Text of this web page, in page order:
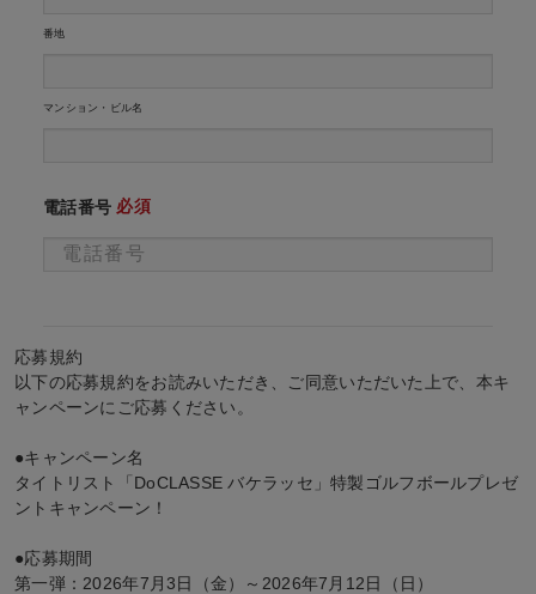
番地
マンション・ビル名
電話番号 必須
応募規約
以下の応募規約をお読みいただき、ご同意いただいた上で、本キ
ャンペーンにご応募ください。
●キャンペーン名
タイトリスト「DoCLASSE バケラッセ」特製ゴルフボールプレゼ
ントキャンペーン！
●応募期間
第一弾：2026年7月3日（金）～2026年7月12日（日）